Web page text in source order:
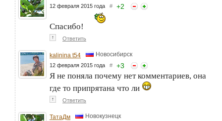
12 февраля 2015 года # +2
Спасибо!
↑ Ответить
kalinina t54 Новосибирск
12 февраля 2015 года # +3
Я не поняла почему нет комментариев, она
где то припрятана что ли
↑ Ответить
ТатаДм Новокузнецк